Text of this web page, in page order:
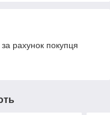
рахунок покупця